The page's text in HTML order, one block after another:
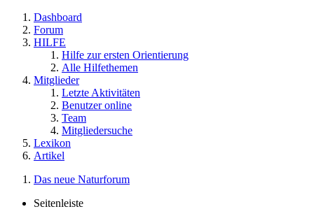
Dashboard
Forum
HILFE
Hilfe zur ersten Orientierung
Alle Hilfethemen
Mitglieder
Letzte Aktivitäten
Benutzer online
Team
Mitgliedersuche
Lexikon
Artikel
Das neue Naturforum
Seitenleiste